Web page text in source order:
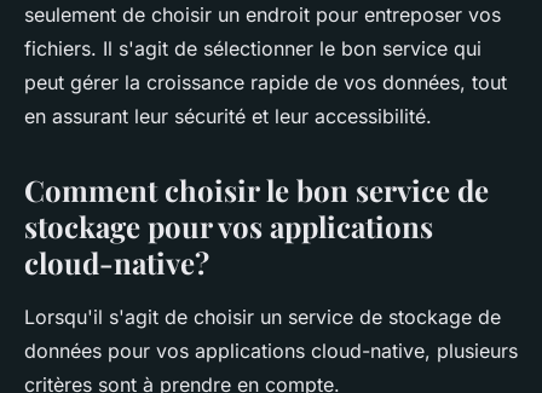
seulement de choisir un endroit pour entreposer vos
fichiers. Il s'agit de sélectionner le bon service qui
peut gérer la croissance rapide de vos données, tout
en assurant leur sécurité et leur accessibilité.
Comment choisir le bon service de
stockage pour vos applications
cloud-native?
Lorsqu'il s'agit de choisir un service de stockage de
données pour vos applications cloud-native, plusieurs
critères sont à prendre en compte.